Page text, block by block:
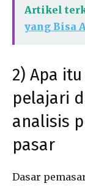
Artikel
yang Bisa
2) Apa
pelajari
analisis
pasar
Dasar